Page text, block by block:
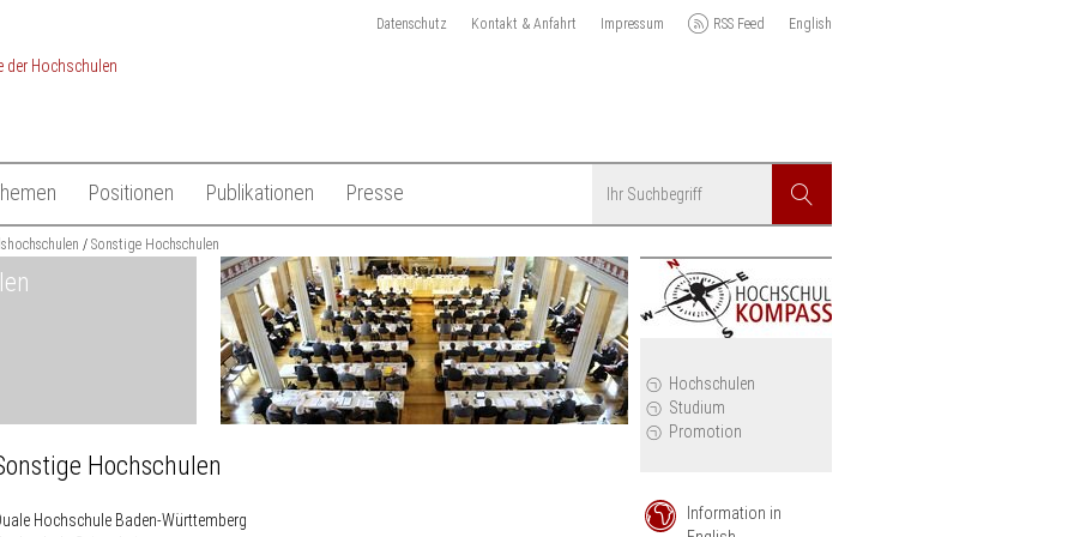
Datenschutz Kontakt & Anfahrt Impressum RSS Feed English
Suchen
Hochschulen
Studium
Lehre
Positionen Publikationen
Tagungen
Presse
Pressekit
Anmeldung Presseverteiler
Ansprechpartner
Sonstige Hochschulen
Hochschulen
Hochschule Baden-Württemberg
Hochschulen
Studium
Promotion
Information in